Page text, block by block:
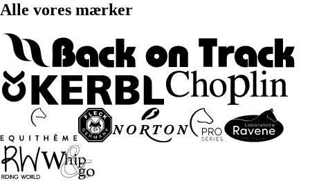
Alle vores mærker